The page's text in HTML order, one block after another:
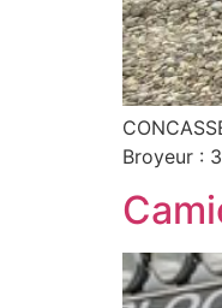
Broyeur :